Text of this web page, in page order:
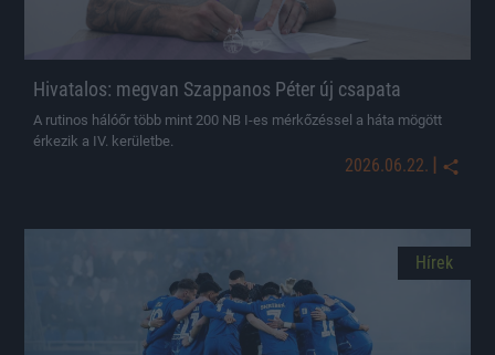
Hivatalos: megvan Szappanos Péter új csapata
A rutinos hálóőr több mint 200 NB I-es mérkőzéssel a háta mögött
érkezik a IV. kerületbe.
2026.06.22. |
Hírek